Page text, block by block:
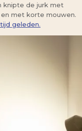
knipte de jurk met
met korte mouwen.
geleden.